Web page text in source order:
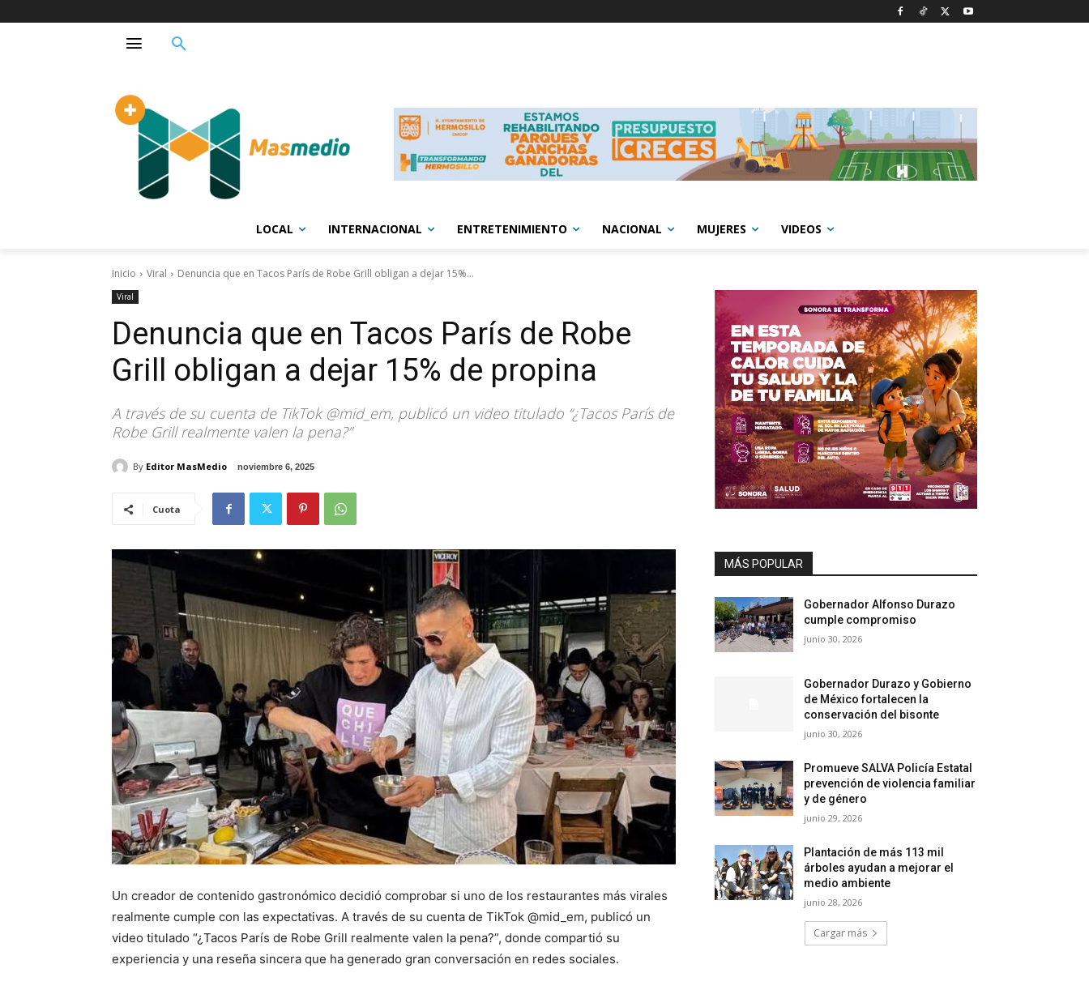
LOCAL INTERNACIONAL ENTRETENIMIENTO NACIONAL MUJERES VIDEOS
Inicio Viral Denuncia que en Tacos París de Robe Grill obligan a dejar 15%...
Viral
Denuncia que en Tacos París de Robe
Grill obligan a dejar 15% de propina
A través de su cuenta de TikTok @mid_em, publicó un video titulado “¿Tacos París de
Robe Grill realmente valen la pena?”
By Editor MasMedio noviembre 6, 2025
Cuota
Un creador de contenido gastronómico decidió comprobar si uno de los restaurantes más virales
realmente cumple con las expectativas. A través de su cuenta de TikTok @mid_em, publicó un
video titulado “¿Tacos París de Robe Grill realmente valen la pena?”, donde compartió su
experiencia y una reseña sincera que ha generado gran conversación en redes sociales.
MÁS POPULAR
Gobernador Alfonso Durazo
cumple compromiso
junio 30, 2026
Gobernador Durazo y Gobierno
de México fortalecen la
conservación del bisonte
junio 30, 2026
Promueve SALVA Policía Estatal
prevención de violencia familiar
y de género
junio 29, 2026
Plantación de más 113 mil
árboles ayudan a mejorar el
medio ambiente
junio 28, 2026
Cargar más